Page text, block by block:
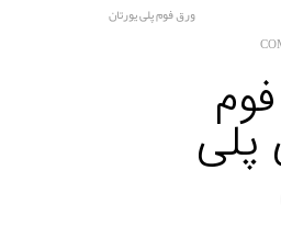
ورق فوم پلی یورتان
پلی